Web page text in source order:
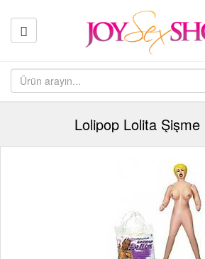
Lolipop Lolita Şişme